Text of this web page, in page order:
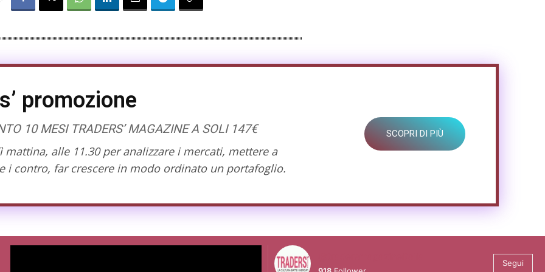
promozione
10 MESI TRADERS’ MAGAZINE A SOLI 147€
alle 11.30 per analizzare i mercati, mettere a
i contro, far crescere in modo ordinato un portafoglio.
SCOPRI DI PIÙ
Segui